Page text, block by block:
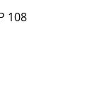
108